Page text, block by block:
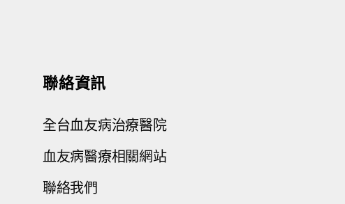
聯絡資訊
全台血友病治療醫院
血友病醫療相關網站
聯絡我們